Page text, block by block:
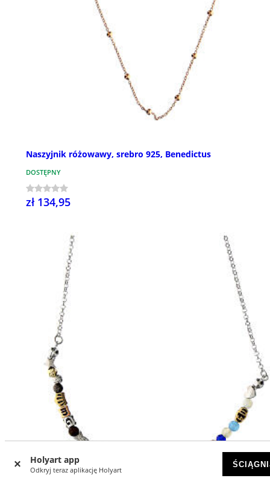
Holyart app
Odkryj teraz aplikację Holyart
Naszyjnik różowawy, srebro 925, Benedictus
DOSTĘPNY
zł 134,95